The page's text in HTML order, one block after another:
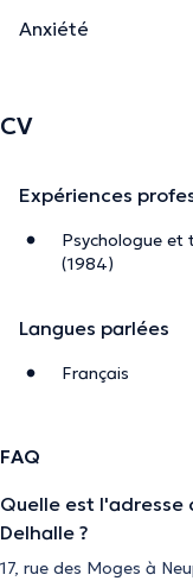
Anxiété
CV
Expériences
Psychologue et
(1984)
Langues parlées
Français
FAQ
Quelle est l'adresse
Delhalle ?
17, rue des Moges à